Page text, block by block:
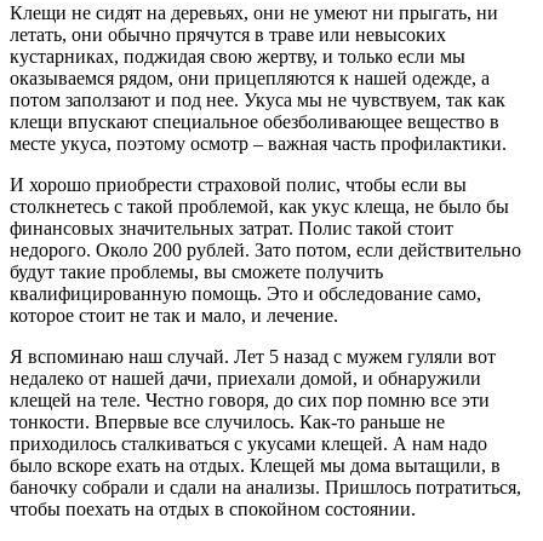
Клещи не сидят на деревьях, они не умеют ни прыгать, ни
летать, они обычно прячутся в траве или невысоких
кустарниках, поджидая свою жертву, и только если мы
оказываемся рядом, они прицепляются к нашей одежде, а
потом заползают и под нее. Укуса мы не чувствуем, так как
клещи впускают специальное обезболивающее вещество в
месте укуса, поэтому осмотр – важная часть профилактики.
И хорошо приобрести страховой полис, чтобы если вы
столкнетесь с такой проблемой, как укус клеща, не было бы
финансовых значительных затрат. Полис такой стоит
недорого. Около 200 рублей. Зато потом, если действительно
будут такие проблемы, вы сможете получить
квалифицированную помощь. Это и обследование само,
которое стоит не так и мало, и лечение.
Я вспоминаю наш случай. Лет 5 назад с мужем гуляли вот
недалеко от нашей дачи, приехали домой, и обнаружили
клещей на теле. Честно говоря, до сих пор помню все эти
тонкости. Впервые все случилось. Как-то раньше не
приходилось сталкиваться с укусами клещей. А нам надо
было вскоре ехать на отдых. Клещей мы дома вытащили, в
баночку собрали и сдали на анализы. Пришлось потратиться,
чтобы поехать на отдых в спокойном состоянии.